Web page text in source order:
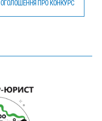
ОГОЛОШЕННЯ ПРО КОНКУРС